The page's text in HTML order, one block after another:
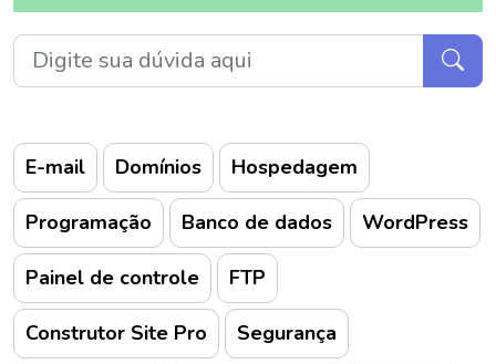
E-mail Domínios Hospedagem
Programação Banco de dados WordPress
Painel de controle FTP
Construtor Site Pro Segurança